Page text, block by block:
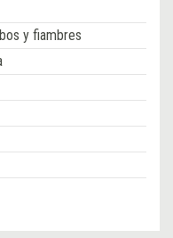
y fiambres